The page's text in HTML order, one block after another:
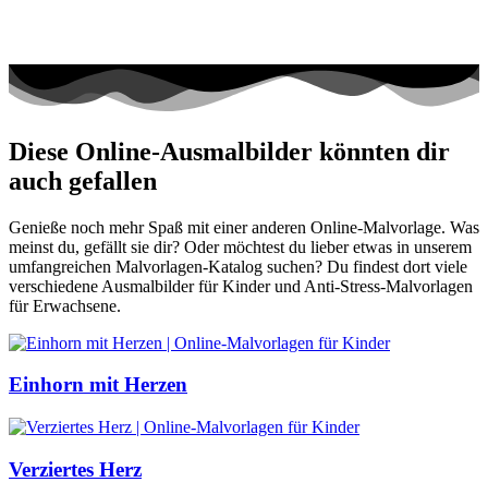
Diese Online-Ausmalbilder könnten dir
auch gefallen
Genieße noch mehr Spaß mit einer anderen Online-Malvorlage. Was
meinst du, gefällt sie dir? Oder möchtest du lieber etwas in unserem
umfangreichen Malvorlagen-Katalog suchen? Du findest dort viele
verschiedene Ausmalbilder für Kinder und Anti-Stress-Malvorlagen
für Erwachsene.
Einhorn mit Herzen
Verziertes Herz